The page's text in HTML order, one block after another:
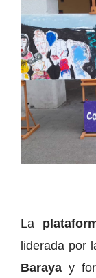
La
liderada por
Baraya y